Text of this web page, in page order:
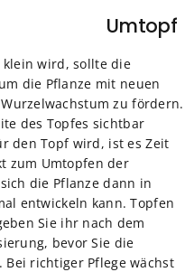
Umtopf
klein wird, sollte die
die Pflanze mit neuen
zu fördern.
des Topfes sichtbar
den Topf wird, ist es Zeit
zum Umtopfen der
die Pflanze dann in
entwickeln kann. Topfen
Sie ihr nach dem
bevor Sie die
richtiger Pflege wächst